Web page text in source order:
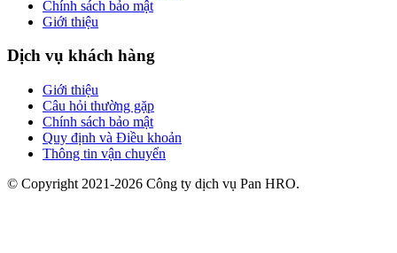
Chính sách bảo mật
Giới thiệu
Dịch vụ khách hàng
Giới thiệu
Câu hỏi thường gặp
Chính sách bảo mật
Quy định và Điều khoản
Thông tin vận chuyển
© Copyright 2021-2026 Công ty dịch vụ Pan HRO.